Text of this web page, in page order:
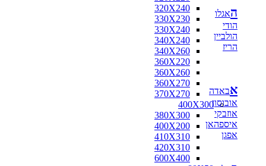
320X240
330X230
330X240
340X240
340X260
360X220
360X260
360X270
370X270
400X300
380X300
400X200
410X310
420X310
600X400
האגלו
הודי
הולביין
הריז
אבאדה
אובוסון
אוזבקי
איספהאן
אפגן